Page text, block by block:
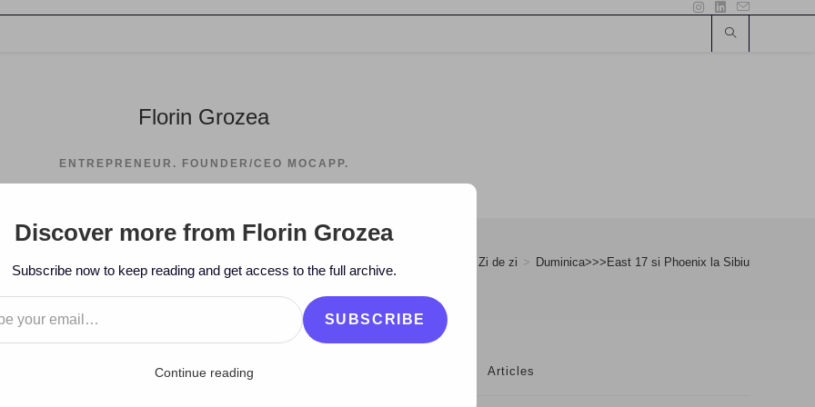
Florin Grozea
ENTREPRENEUR. FOUNDER/CEO MOCAPP.
2006 > December Zi de zi > Duminica>>>East 17 si Phoenix la Sibiu
Phoenix la Sibiu Articles
Discover more from Florin Grozea
Subscribe now to keep reading and get access to the full archive.
SUBSCRIBE
Continue reading